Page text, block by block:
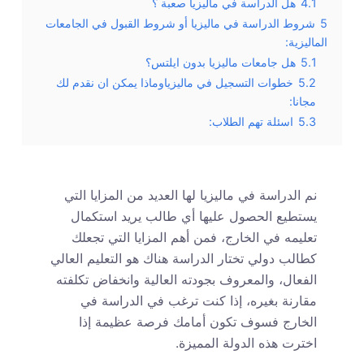
4.1 هل الدراسة في ماليزيا صعبة ؟
5 شروط الدراسة في ماليزيا أو شروط القبول في الجامعات
الماليزية:
5.1 هل جامعات ماليزيا بدون ايلتس؟
5.2 خطوات التسجيل في ماليزياوماذا يمكن ان نقدم لك
مجانا:
5.3 اسئلة تهم الطلاب:
نم الدراسة في ماليزيا لها العديد من المزايا التي
يستطيع الحصول عليها أي طالب يريد استكمال
تعليمه في الخارج، فمن أهم المزايا التي تجعلك
كطالب دولي تختار الدراسة هناك هو التعليم العالي
الفعال، والمعروف بجودته العالية وانخفاض تكلفته
مقارنة بغيره، إذا كنت ترغب في الدراسة في
الخارج فسوف تكون أمامك فرصة عظيمة إذا
اخترت هذه الدولة المميزة.